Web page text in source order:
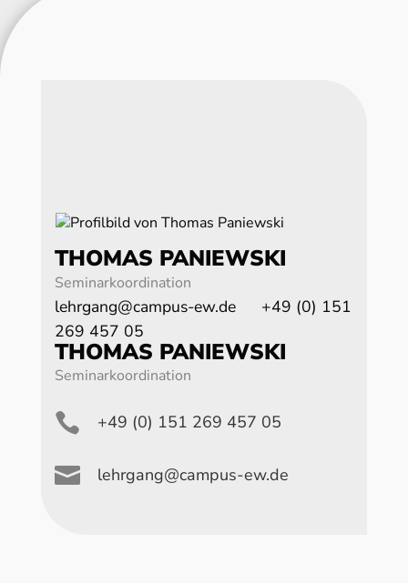
THOMAS PANIEWSKI
Seminarkoordination
lehrgang@campus-ew.de
+49 (0) 151
269 457 05
THOMAS PANIEWSKI
Seminarkoordination
 +49 (0) 151 269 457 05
 lehrgang@campus-ew.de